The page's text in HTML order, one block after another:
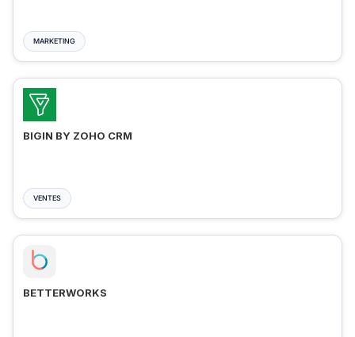
MARKETING
BIGIN BY ZOHO CRM
VENTES
BETTERWORKS